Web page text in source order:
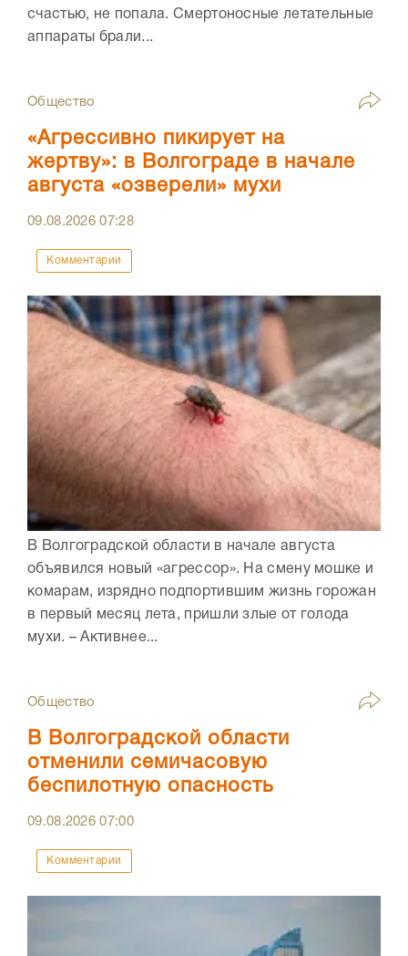
счастью, не попала. Смертоносные летательные
аппараты брали...
Общество
«Агрессивно пикирует на
жертву»: в Волгограде в начале
августа «озверели» мухи
09.08.202607:28
Комментарии
В Волгоградской области в начале августа
объявился новый «агрессор». На смену мошке и
комарам, изрядно подпортившим жизнь горожан
в первый месяц лета, пришли злые от голода
мухи. – Активнее...
Общество
В Волгоградской области
отменили семичасовую
беспилотную опасность
09.08.202607:00
Комментарии